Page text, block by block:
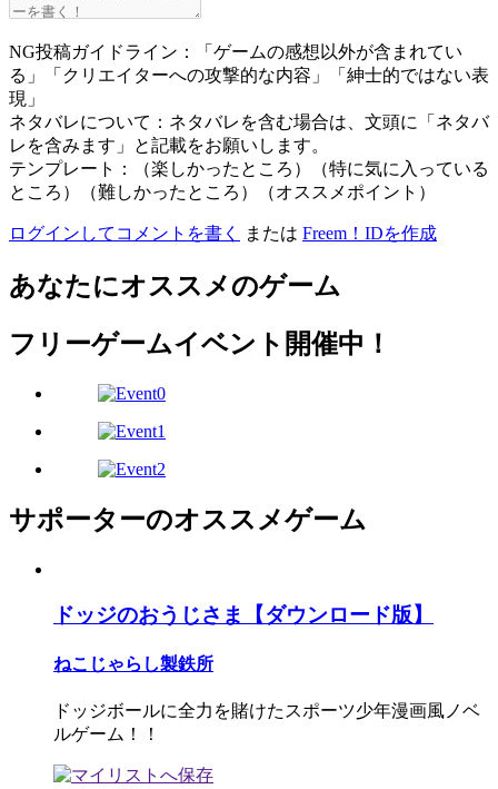
NG投稿ガイドライン：「ゲームの感想以外が含まれてい
る」「クリエイターへの攻撃的な内容」「紳士的ではない表
現」
ネタバレについて：ネタバレを含む場合は、文頭に「ネタバ
レを含みます」と記載をお願いします。
テンプレート：（楽しかったところ）（特に気に入っている
ところ）（難しかったところ）（オススメポイント）
ログインしてコメントを書く または Freem！IDを作成
あなたにオススメのゲーム
フリーゲームイベント開催中！
サポーターのオススメゲーム
ドッジのおうじさま【ダウンロード版】
ねこじゃらし製鉄所
ドッジボールに全力を賭けたスポーツ少年漫画風ノベ
ルゲーム！！